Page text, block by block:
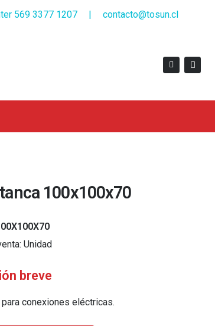
569 3377 1207 | contacto@tosun.cl
100x100x70
Unidad
breve
para conexiones eléctricas.